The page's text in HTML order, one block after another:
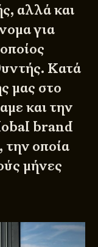
αλλά και
για
Κατά
μας στο
και την
brand
, την οποία
μήνες